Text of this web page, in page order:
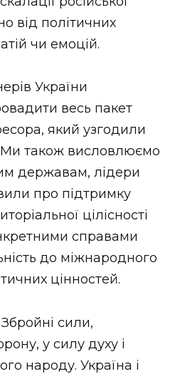
від політичних
чи емоцій.
України
весь пакет
який узгодили
Ми також висловлюємо
державам, лідери
про підтримку
цілісності
справами
до міжнародного
цінностей.
сили,
у силу духу і
народу. Україна і